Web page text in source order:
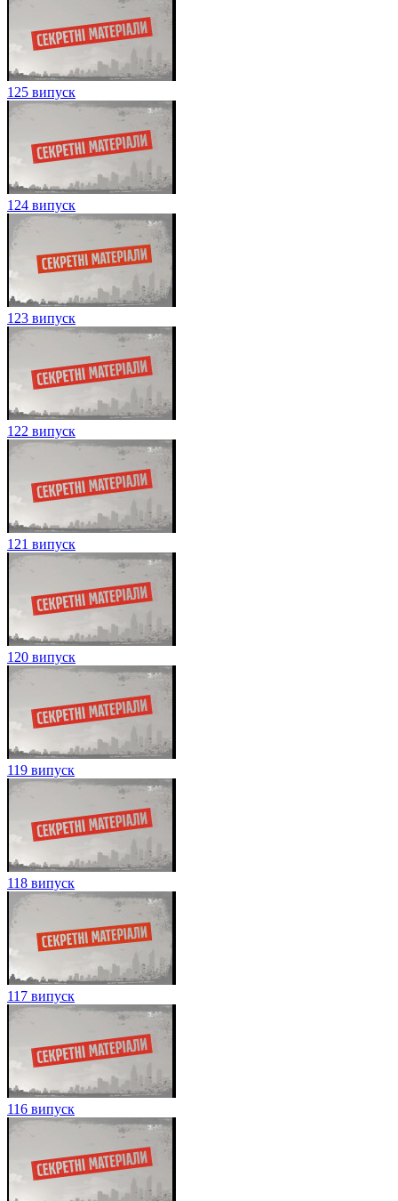
125 випуск
124 випуск
123 випуск
122 випуск
121 випуск
120 випуск
119 випуск
118 випуск
117 випуск
116 випуск